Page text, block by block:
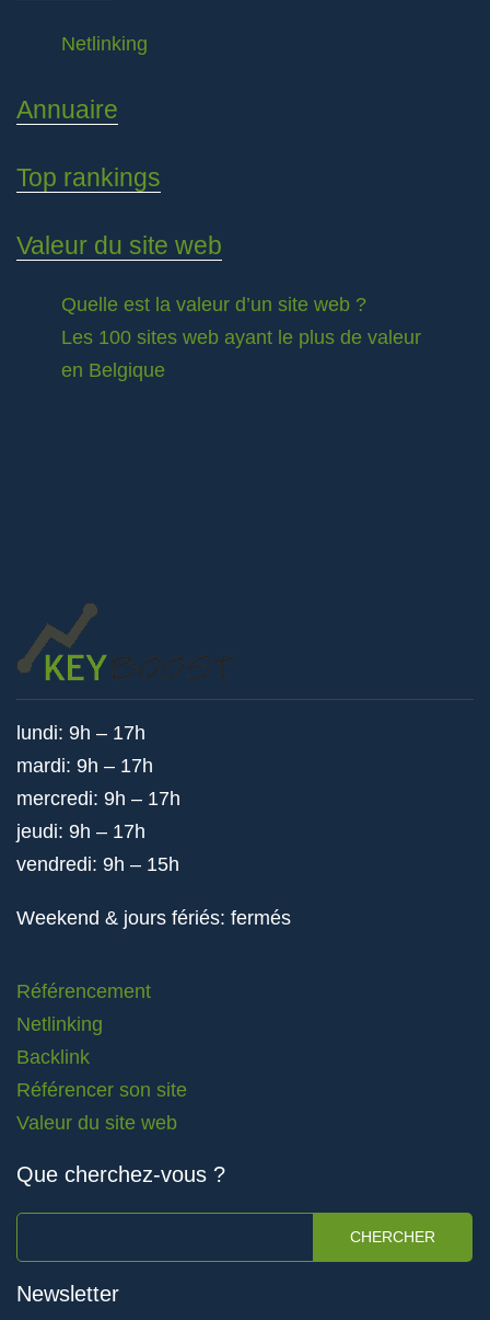
Netlinking
Annuaire
Top rankings
Valeur du site web
Quelle est la valeur d’un site web ?
Les 100 sites web ayant le plus de valeur
en Belgique
lundi: 9h – 17h
mardi: 9h – 17h
mercredi: 9h – 17h
jeudi: 9h – 17h
vendredi: 9h – 15h
Weekend & jours fériés: fermés
Référencement
Netlinking
Backlink
Référencer son site
Valeur du site web
Que cherchez-vous ?
CHERCHER
Newsletter